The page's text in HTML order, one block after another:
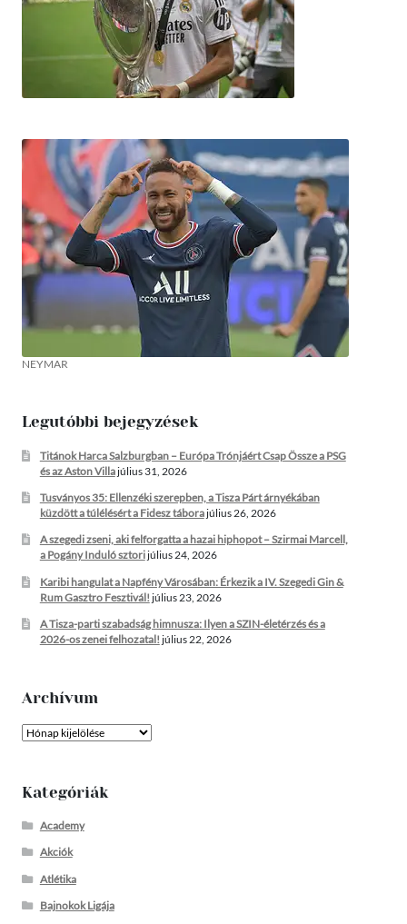
NEYMAR
Legutóbbi bejegyzések
Titánok Harca Salzburgban – Európa Trónjáért Csap Össze a PSG
és az Aston Villajúlius 31, 2026
Tusványos 35: Ellenzéki szerepben, a Tisza Párt árnyékában
küzdött a túlélésért a Fidesz táborajúlius 26, 2026
A szegedi zseni, aki felforgatta a hazai hiphopot – Szirmai Marcell,
a Pogány Induló sztorijúlius 24, 2026
Karibi hangulat a Napfény Városában: Érkezik a IV. Szegedi Gin &
Rum Gasztro Fesztivál! július 23, 2026
A Tisza-parti szabadság himnusza: Ilyen a SZIN-életérzés és a
2026-os zenei felhozatal! július 22, 2026
Archívum
Archívum
Kategóriák
Academy
Akciók
Atlétika
Bajnokok Ligája